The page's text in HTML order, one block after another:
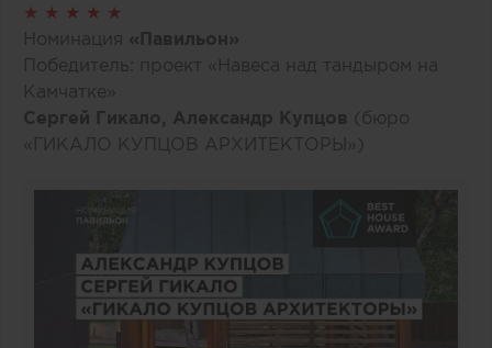
★ ★ ★ ★ ★
Номинация «Павильон»
Победитель: проект «Навеса над тандыром на
Камчатке»
Сергей Гикало, Александр Купцов (бюро
«ГИКАЛО КУПЦОВ АРХИТЕКТОРЫ»)